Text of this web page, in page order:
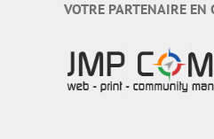
VOTRE PARTENAIRE